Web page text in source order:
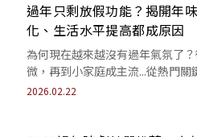
過年只剩放假功能？揭開年
化、生活水平提高都成原因
為何現在越來越沒有過年氣氛了
微，再到小家庭成主流...從熱門關
2026.02.22